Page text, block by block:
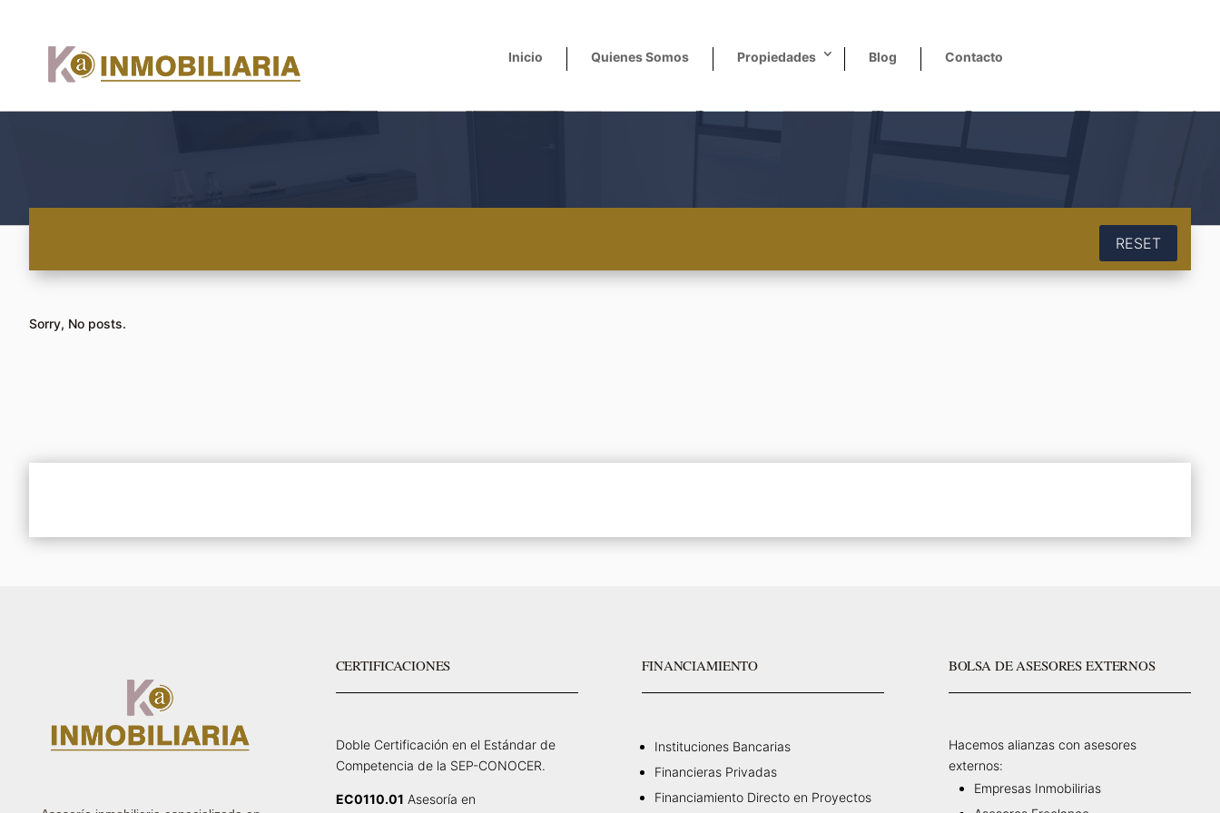
Inicio Quienes Somos Propiedades Blog Contacto
RESET
Sorry, No posts.
CERTIFICACIONES
Doble Certificación en el Estándar de
Competencia de la SEP-CONOCER.
EC0110.01 Asesoría en
FINANCIAMIENTO
Instituciones Bancarias
Financieras Privadas
Financiamiento Directo en Proyectos
BOLSA DE ASESORES EXTERNOS
Hacemos alianzas con asesores
externos:
Empresas Inmobilirias